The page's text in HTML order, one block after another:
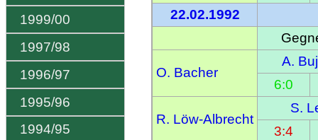
1999/00
1997/98
1996/97
1995/96
1994/95
22.02.1992
O. Bacher
A.
6:0
R. Löw-Albrecht
S.
3:4